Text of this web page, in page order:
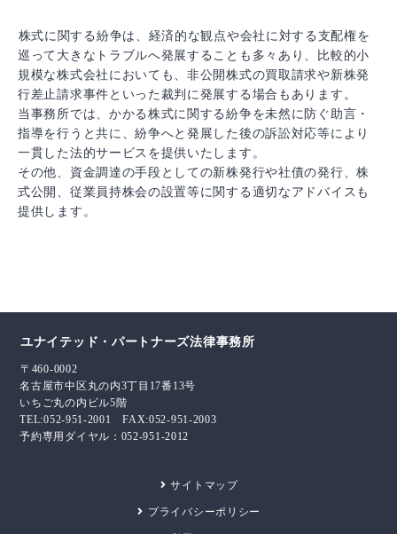
株式に関する紛争は、経済的な観点や会社に対する支配権を
巡って大きなトラブルへ発展することも多々あり、比較的小
規模な株式会社においても、非公開株式の買取請求や新株発
行差止請求事件といった裁判に発展する場合もあります。
当事務所では、かかる株式に関する紛争を未然に防ぐ助言・
指導を行うと共に、紛争へと発展した後の訴訟対応等により
一貫した法的サービスを提供いたします。
その他、資金調達の手段としての新株発行や社債の発行、株
式公開、従業員持株会の設置等に関する適切なアドバイスも
提供します。
ユナイテッド・パートナーズ法律事務所
〒460-0002
名古屋市中区丸の内3丁目17番13号
いちご丸の内ビル5階
TEL:052-951-2001 FAX:052-951-2003
予約専用ダイヤル：052-951-2012
サイトマップ
プライバシーポリシー